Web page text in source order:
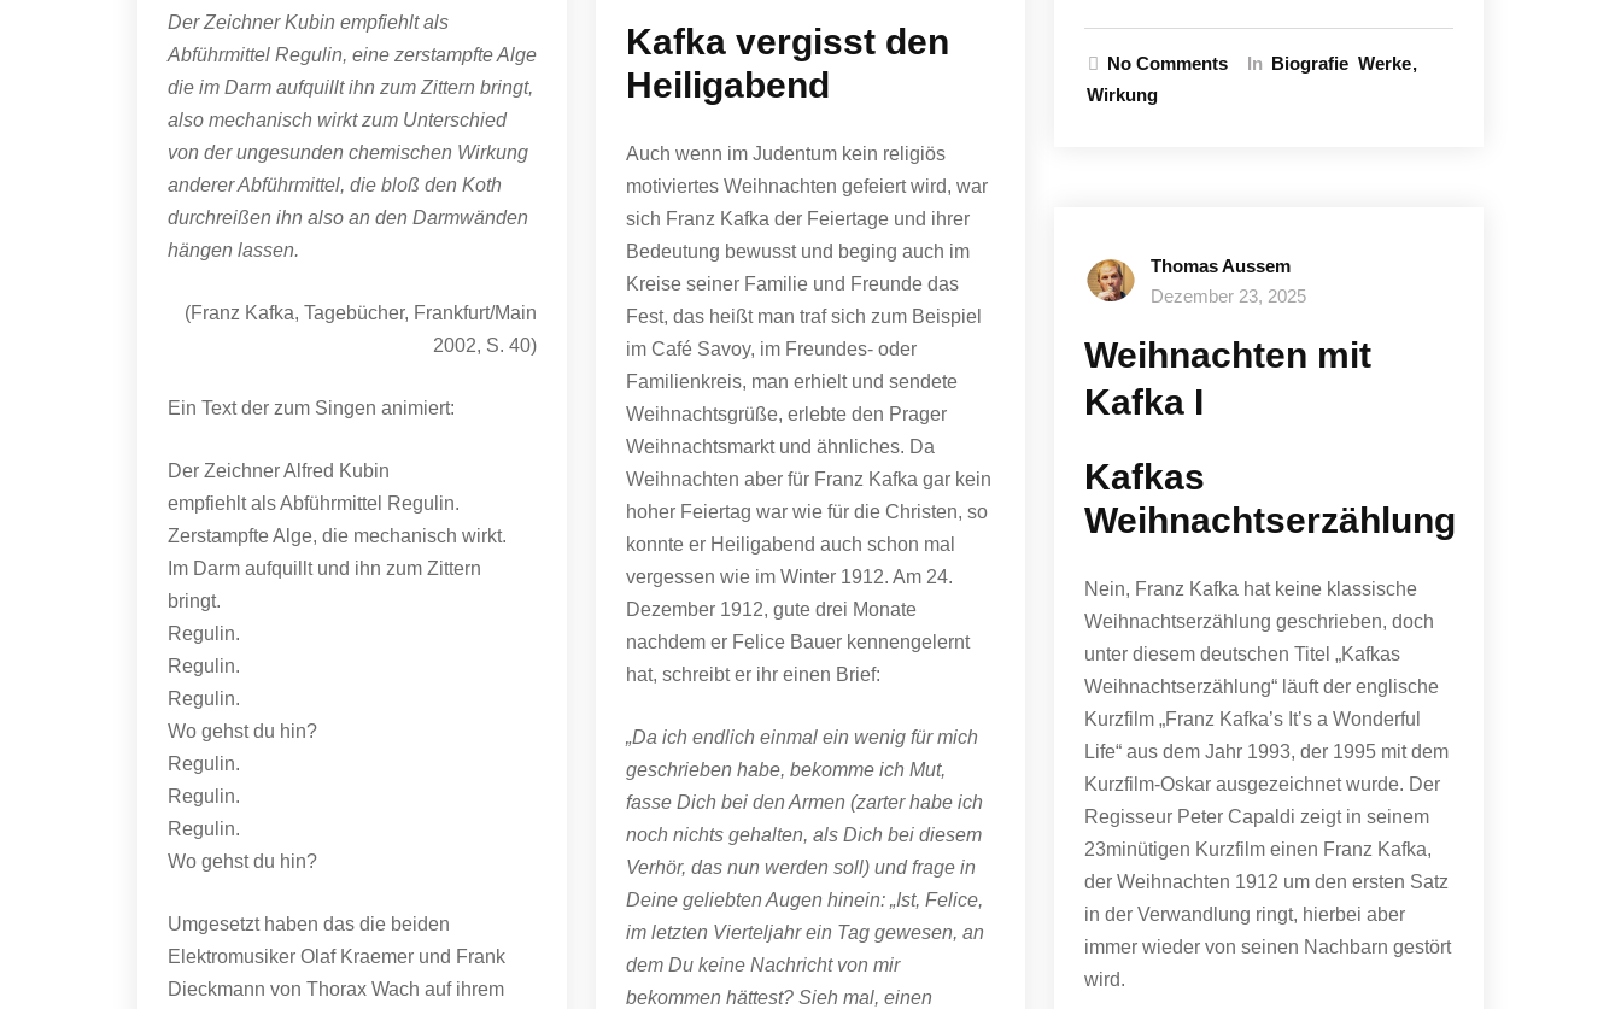
Der Zeichner Kubin empfiehlt als
Abführmittel Regulin, eine zerstampfte Alge
die im Darm aufquillt ihn zum Zittern bringt,
also mechanisch wirkt zum Unterschied
von der ungesunden chemischen Wirkung
anderer Abführmittel, die bloß den Koth
durchreißen ihn also an den Darmwänden
hängen lassen.
(Franz Kafka, Tagebücher, Frankfurt/Main
2002, S. 40)
Ein Text der zum Singen animiert:
Der Zeichner Alfred Kubin
empfiehlt als Abführmittel Regulin.
Zerstampfte Alge, die mechanisch wirkt.
Im Darm aufquillt und ihn zum Zittern
bringt.
Regulin.
Regulin.
Regulin.
Wo gehst du hin?
Regulin.
Regulin.
Regulin.
Wo gehst du hin?
Umgesetzt haben das die beiden
Elektromusiker Olaf Kraemer und Frank
Dieckmann von Thorax Wach auf ihrem
Kafka vergisst den
Heiligabend
Auch wenn im Judentum kein religiös
motiviertes Weihnachten gefeiert wird, war
sich Franz Kafka der Feiertage und ihrer
Bedeutung bewusst und beging auch im
Kreise seiner Familie und Freunde das
Fest, das heißt man traf sich zum Beispiel
im Café Savoy, im Freundes- oder
Familienkreis, man erhielt und sendete
Weihnachtsgrüße, erlebte den Prager
Weihnachtsmarkt und ähnliches. Da
Weihnachten aber für Franz Kafka gar kein
hoher Feiertag war wie für die Christen, so
konnte er Heiligabend auch schon mal
vergessen wie im Winter 1912. Am 24.
Dezember 1912, gute drei Monate
nachdem er Felice Bauer kennengelernt
hat, schreibt er ihr einen Brief:
„Da ich endlich einmal ein wenig für mich
geschrieben habe, bekomme ich Mut,
fasse Dich bei den Armen (zarter habe ich
noch nichts gehalten, als Dich bei diesem
Verhör, das nun werden soll) und frage in
Deine geliebten Augen hinein: „Ist, Felice,
im letzten Vierteljahr ein Tag gewesen, an
dem Du keine Nachricht von mir
bekommen hättest? Sieh mal, einen
No Comments In Biografie Werke
Wirkung
Thomas Aussem
Dezember 23, 2025
Weihnachten mit
Kafka I
Kafkas
Weihnachtserzählung
Nein, Franz Kafka hat keine klassische
Weihnachtserzählung geschrieben, doch
unter diesem deutschen Titel „Kafkas
Weihnachtserzählung“ läuft der englische
Kurzfilm „Franz Kafka’s It’s a Wonderful
Life“ aus dem Jahr 1993, der 1995 mit dem
Kurzfilm-Oskar ausgezeichnet wurde. Der
Regisseur Peter Capaldi zeigt in seinem
23minütigen Kurzfilm einen Franz Kafka,
der Weihnachten 1912 um den ersten Satz
in der Verwandlung ringt, hierbei aber
immer wieder von seinen Nachbarn gestört
wird.